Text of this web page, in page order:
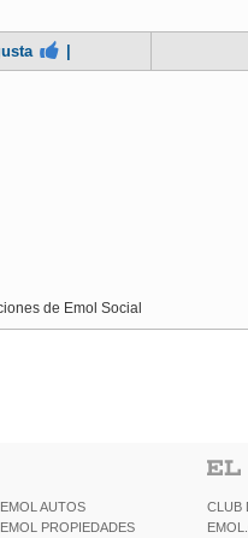
|
de Emol Social
EMOL AUTOS
EMOL PROPIEDADES
CLUB